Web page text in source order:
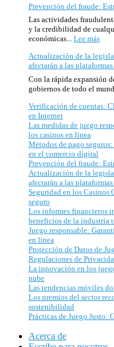
Prevención del fraude:
Las actividades
y la credibilidad de
económicas... Lee más:
del
Actualización de la
afectarán a las
Con la rápida expansión
gobiernos de todo el
Verificación de cuentas:
en Internet
Las medidas de juego
los casinos en línea
Métodos de pago
en el comercio digital
Prevención del fraude:
Actualización de la
afectarán a las
Seguridad en los Casinos
seguro
Los informes financieros
beneficios de la industria
Juego responsable:
en línea
Protección de Datos de
Regulaciones de
La innovación en los
nube
Las tendencias móviles
Los premios del sector
sostenibilidad
Prácticas de Juego Justo:
Acerca de